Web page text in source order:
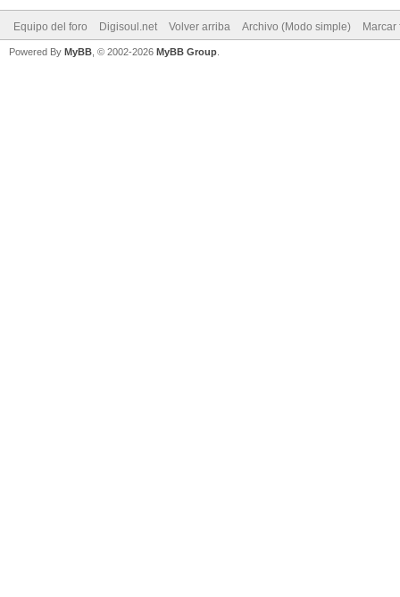
Equipo del foro Digisoul.net Volver arriba Archivo (Modo simple)
Powered By MyBB , © 2002-2026 MyBB Group